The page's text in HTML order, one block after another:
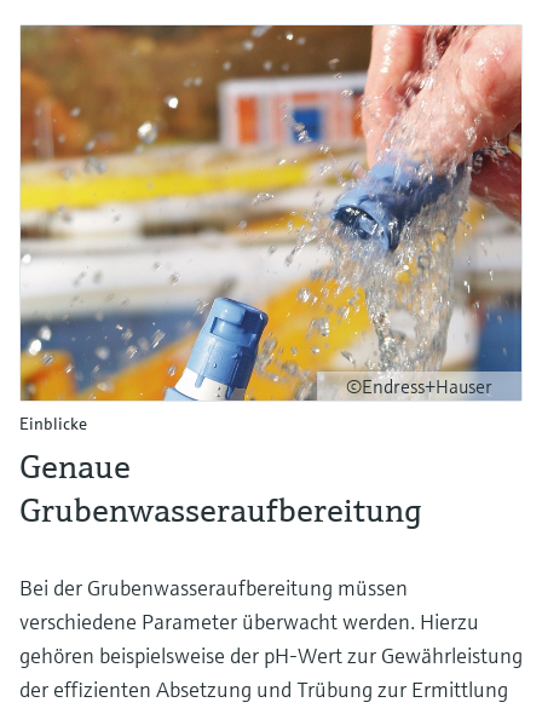
©Endress+Hauser
Einblicke
Genaue
Grubenwasseraufbereitung
Bei der Grubenwasseraufbereitung müssen
verschiedene Parameter überwacht werden. Hierzu
gehören beispielsweise der pH-Wert zur Gewährleistung
der effizienten Absetzung und Trübung zur Ermittlung